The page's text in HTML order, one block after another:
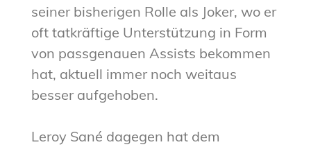
seiner bisherigen Rolle als Joker, wo er
oft tatkräftige Unterstützung in Form
von passgenauen Assists bekommen
hat, aktuell immer noch weitaus
besser aufgehoben.
Leroy Sané dagegen hat dem